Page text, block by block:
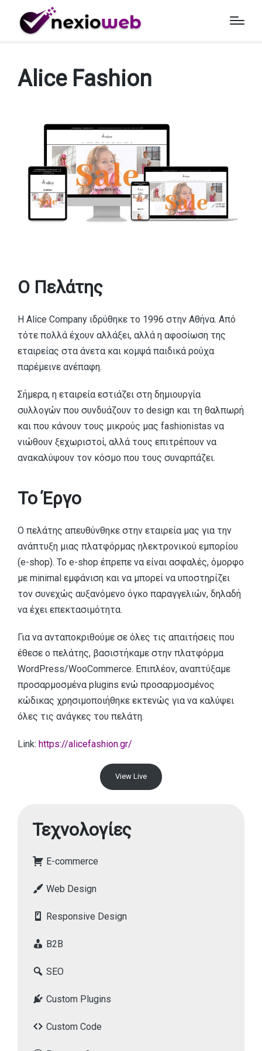
Αρχική» Έργα»Alice Fashion
Alice Fashion
Ο Πελάτης
Η Alice Company ιδρύθηκε το 1996 στην Αθήνα. Από
τότε πολλά έχουν αλλάξει, αλλά η αφοσίωση της
εταιρείας στα άνετα και κομψά παιδικά ρούχα
παρέμεινε ανέπαφη.
Σήμερα, η εταιρεία εστιάζει στη δημιουργία
συλλογών που συνδυάζουν το design και τη θαλπωρή
και που κάνουν τους μικρούς μας fashionistas να
νιώθουν ξεχωριστοί, αλλά τους επιτρέπουν να
ανακαλύψουν τον κόσμο που τους συναρπάζει.
Το Έργο
Ο πελάτης απευθύνθηκε στην εταιρεία μας για την
ανάπτυξη μιας πλατφόρμας ηλεκτρονικού εμπορίου
(e-shop). Το e-shop έπρεπε να είναι ασφαλές, όμορφο
με minimal εμφάνιση και να μπορεί να υποστηρίζει
τον συνεχώς αυξανόμενο όγκο παραγγελιών, δηλαδή
να έχει επεκτασιμότητα.
Για να ανταποκριθούμε σε όλες τις απαιτήσεις που
έθεσε ο πελάτης, βασιστήκαμε στην πλατφόρμα
WordPress/WooCommerce. Επιπλέον, αναπτύξαμε
προσαρμοσμένα plugins ενώ προσαρμοσμένος
κώδικας χρησιμοποιήθηκε εκτενώς για να καλύψει
όλες τις ανάγκες του πελάτη.
Link: https://alicefashion.gr/
View Live
Τεχνολογίες
E-commerce
Web Design
Responsive Design
B2B
SEO
Custom Plugins
Custom Code